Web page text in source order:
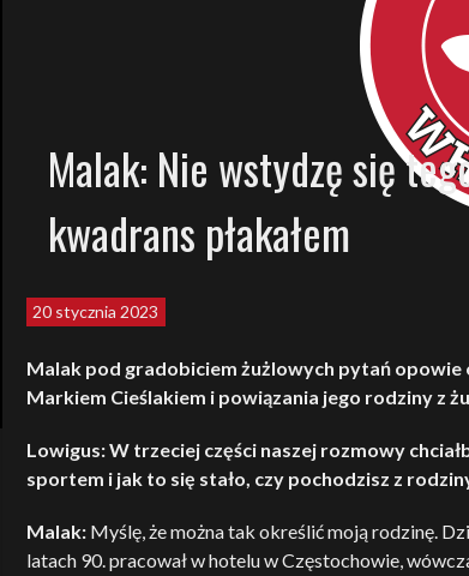
Malak: Nie wstydzę się
kwadrans płakałem
20 stycznia 2023
Malak pod gradobiciem żużlowych pytań opowie
Markiem Cieślakiem i powiązania jego rodziny z
Lowigus: W trzeciej części naszej rozmowy
sportem i jak to się stało, czy pochodzisz z
Malak: Myślę, że można tak określić moją rodzinę.
latach 90. pracował w hotelu w Częstochowie,